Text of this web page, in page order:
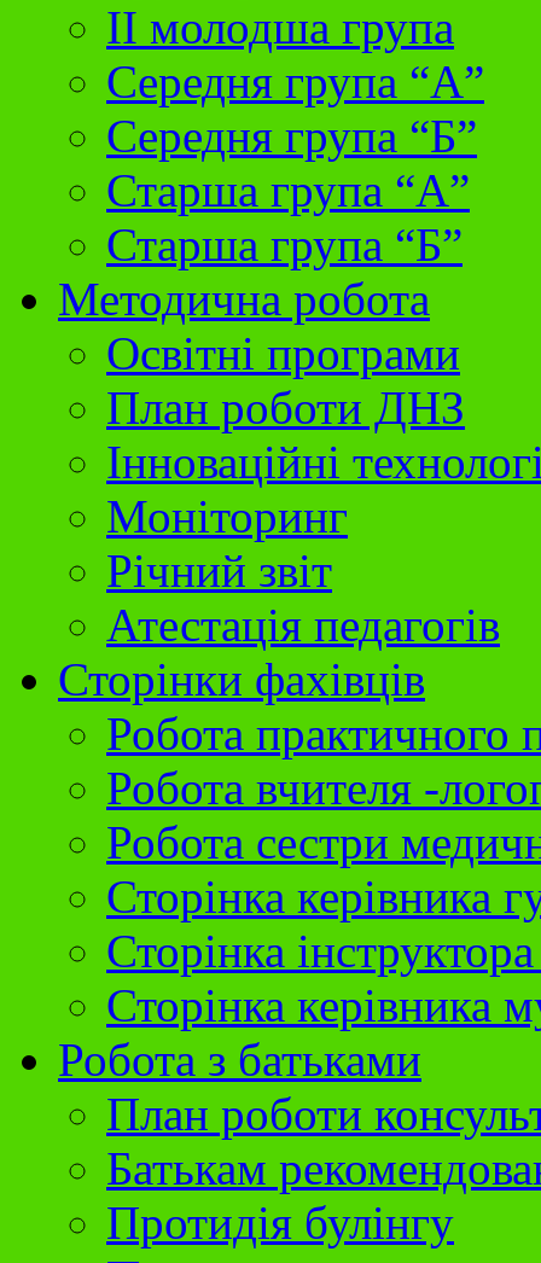
II молодша група
Середня група “А”
Середня група “Б”
Старша група “А”
Старша група “Б”
Методична робота
Освітні програми
План роботи ДНЗ
Інноваційні
Моніторинг
Річний звіт
Атестація педагогів
Сторінки фахівців
Робота практичного
Робота вчителя -
Робота сестри
Сторінка керівника
Сторінка
Сторінка керівника
Робота з батьками
План роботи
Батькам
Протидія булінгу